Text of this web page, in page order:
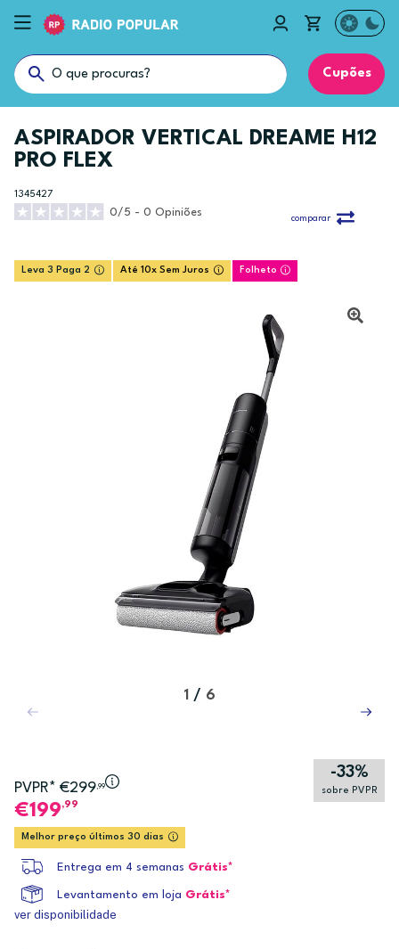
Cupões
ASPIRADOR VERTICAL DREAME H12
PRO FLEX
1345427
0/5 - 0 Opiniões
comparar
Leva 3 Paga 2 Até 10x Sem Juros Folheto
1 / 6
PVPR* €299,99
-33%
sobre PVPR
199,99
Melhor preço últimos 30 dias
Entrega em 4 semanas Grátis*
Levantamento em loja Grátis*
ver disponibilidade